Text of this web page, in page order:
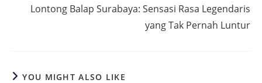
Lontong Balap Surabaya: Sensasi Rasa Legendaris
yang Tak Pernah Luntur
YOU MIGHT ALSO LIKE